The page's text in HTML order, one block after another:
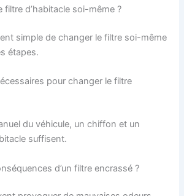
filtre d’habitacle soi-même ?
simple de changer le filtre soi-même
étapes.
pour changer le filtre
du véhicule, un chiffon et un
suffisent.
d’un filtre encrassé ?